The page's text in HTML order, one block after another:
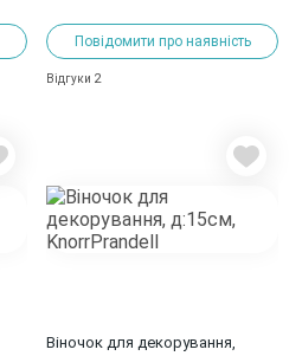
Повідомити про наявність
Відгуки 2
Віночок для декорування,